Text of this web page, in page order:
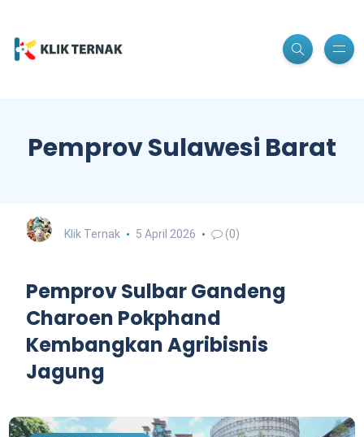
Pemprov Sulawesi Barat
Klik Ternak 5 April 2026 (0)
Pemprov Sulbar Gandeng
Charoen Pokphand
Kembangkan Agribisnis
Jagung